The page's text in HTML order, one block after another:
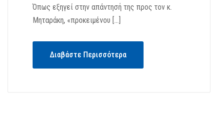
Όπως εξηγεί στην απάντησή της προς τον κ.
Μηταράκη, «προκειμένου […]
Διαβάστε Περισσότερα